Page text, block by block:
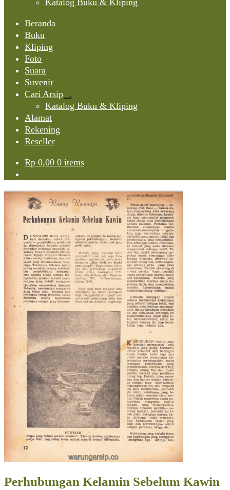
Katalog Buku & Kliping
Beranda
Buku
Kliping
Foto
Suara
Suvenir
Cari Arsip
Expand
child
Katalog Buku & Kliping
Alamat
Rekening
Reseller
Rp 0,00 0 items
Perhubungan Kelamin Sebelum Kawin